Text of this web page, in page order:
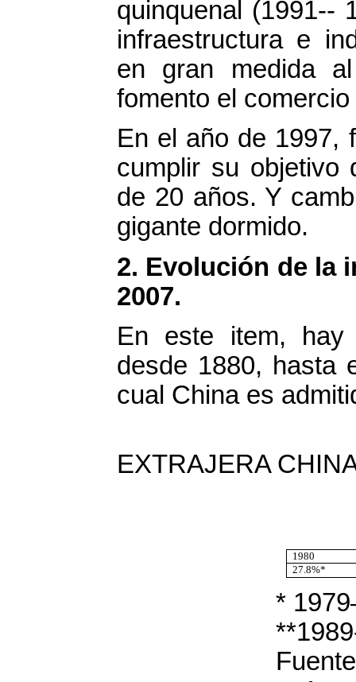
quinquenal (1991--
infraestructura e
en gran medida
fomento el
En el año de 1997,
cumplir su objetivo
de 20 años. Y
gigante dormido.
2. Evolución de la
2007.
En este item, hay
desde 1880, hasta
cual China es
EXTRAJERA
1980
27.8%*
*